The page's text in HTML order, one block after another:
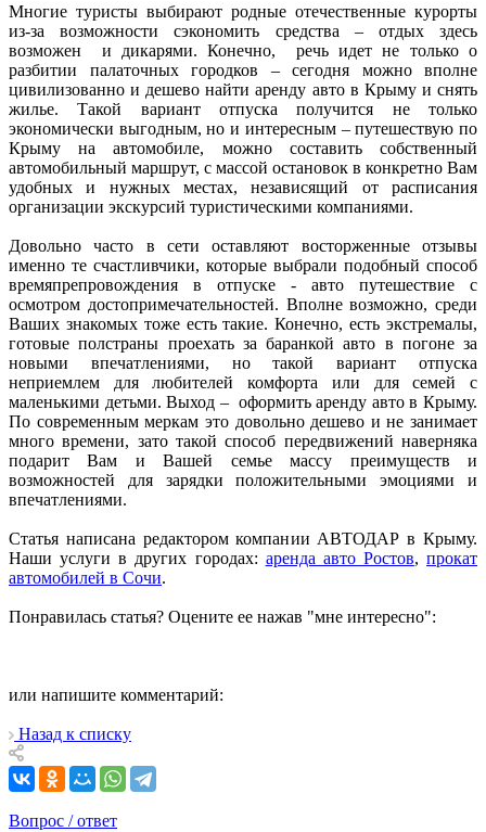
Многие туристы выбирают родные отечественные курорты
из-за возможности сэкономить средства – отдых здесь
возможен и дикарями. Конечно, речь идет не только о
разбитии палаточных городков – сегодня можно вполне
цивилизованно и дешево найти аренду авто в Крыму и снять
жилье. Такой вариант отпуска получится не только
экономически выгодным, но и интересным – путешествую по
Крыму на автомобиле, можно составить собственный
автомобильный маршрут, с массой остановок в конкретно Вам
удобных и нужных местах, независящий от расписания
организации экскурсий туристическими компаниями.
Довольно часто в сети оставляют восторженные отзывы
именно те счастливчики, которые выбрали подобный способ
времяпрепровождения в отпуске - авто путешествие с
осмотром достопримечательностей. Вполне возможно, среди
Ваших знакомых тоже есть такие. Конечно, есть экстремалы,
готовые полстраны проехать за баранкой авто в погоне за
новыми впечатлениями, но такой вариант отпуска
неприемлем для любителей комфорта или для семей с
маленькими детьми. Выход – оформить аренду авто в Крыму.
По современным меркам это довольно дешево и не занимает
много времени, зато такой способ передвижений наверняка
подарит Вам и Вашей семье массу преимуществ и
возможностей для зарядки положительными эмоциями и
впечатлениями.
Статья написана редактором компании АВТОДАР в Крыму.
Наши услуги в других городах: аренда авто Ростов, прокат
автомобилей в Сочи.
Понравилась статья? Оцените ее нажав "мне интересно":
или напишите комментарий:
Назад к списку
Вопрос / ответ